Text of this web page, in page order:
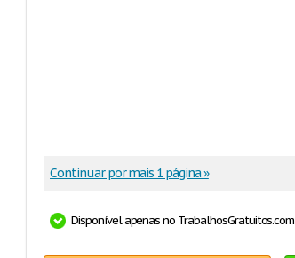
Continuar por mais 1 página »
Disponível apenas no TrabalhosGratuitos.com